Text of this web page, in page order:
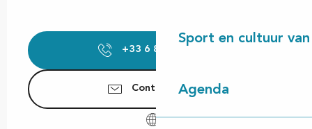
Sport en cultuur
Agenda
+33 6 81 21 65
Contacteer ons